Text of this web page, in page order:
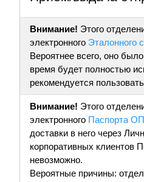
Внимание! Этого
электронного Эталонного
Вероятнее всего, оно
время будет полностью
рекомендуется
Внимание! Этого
электронного Паспорта
доставки в него через
корпоративных клиентов
невозможно.
Вероятные причины: